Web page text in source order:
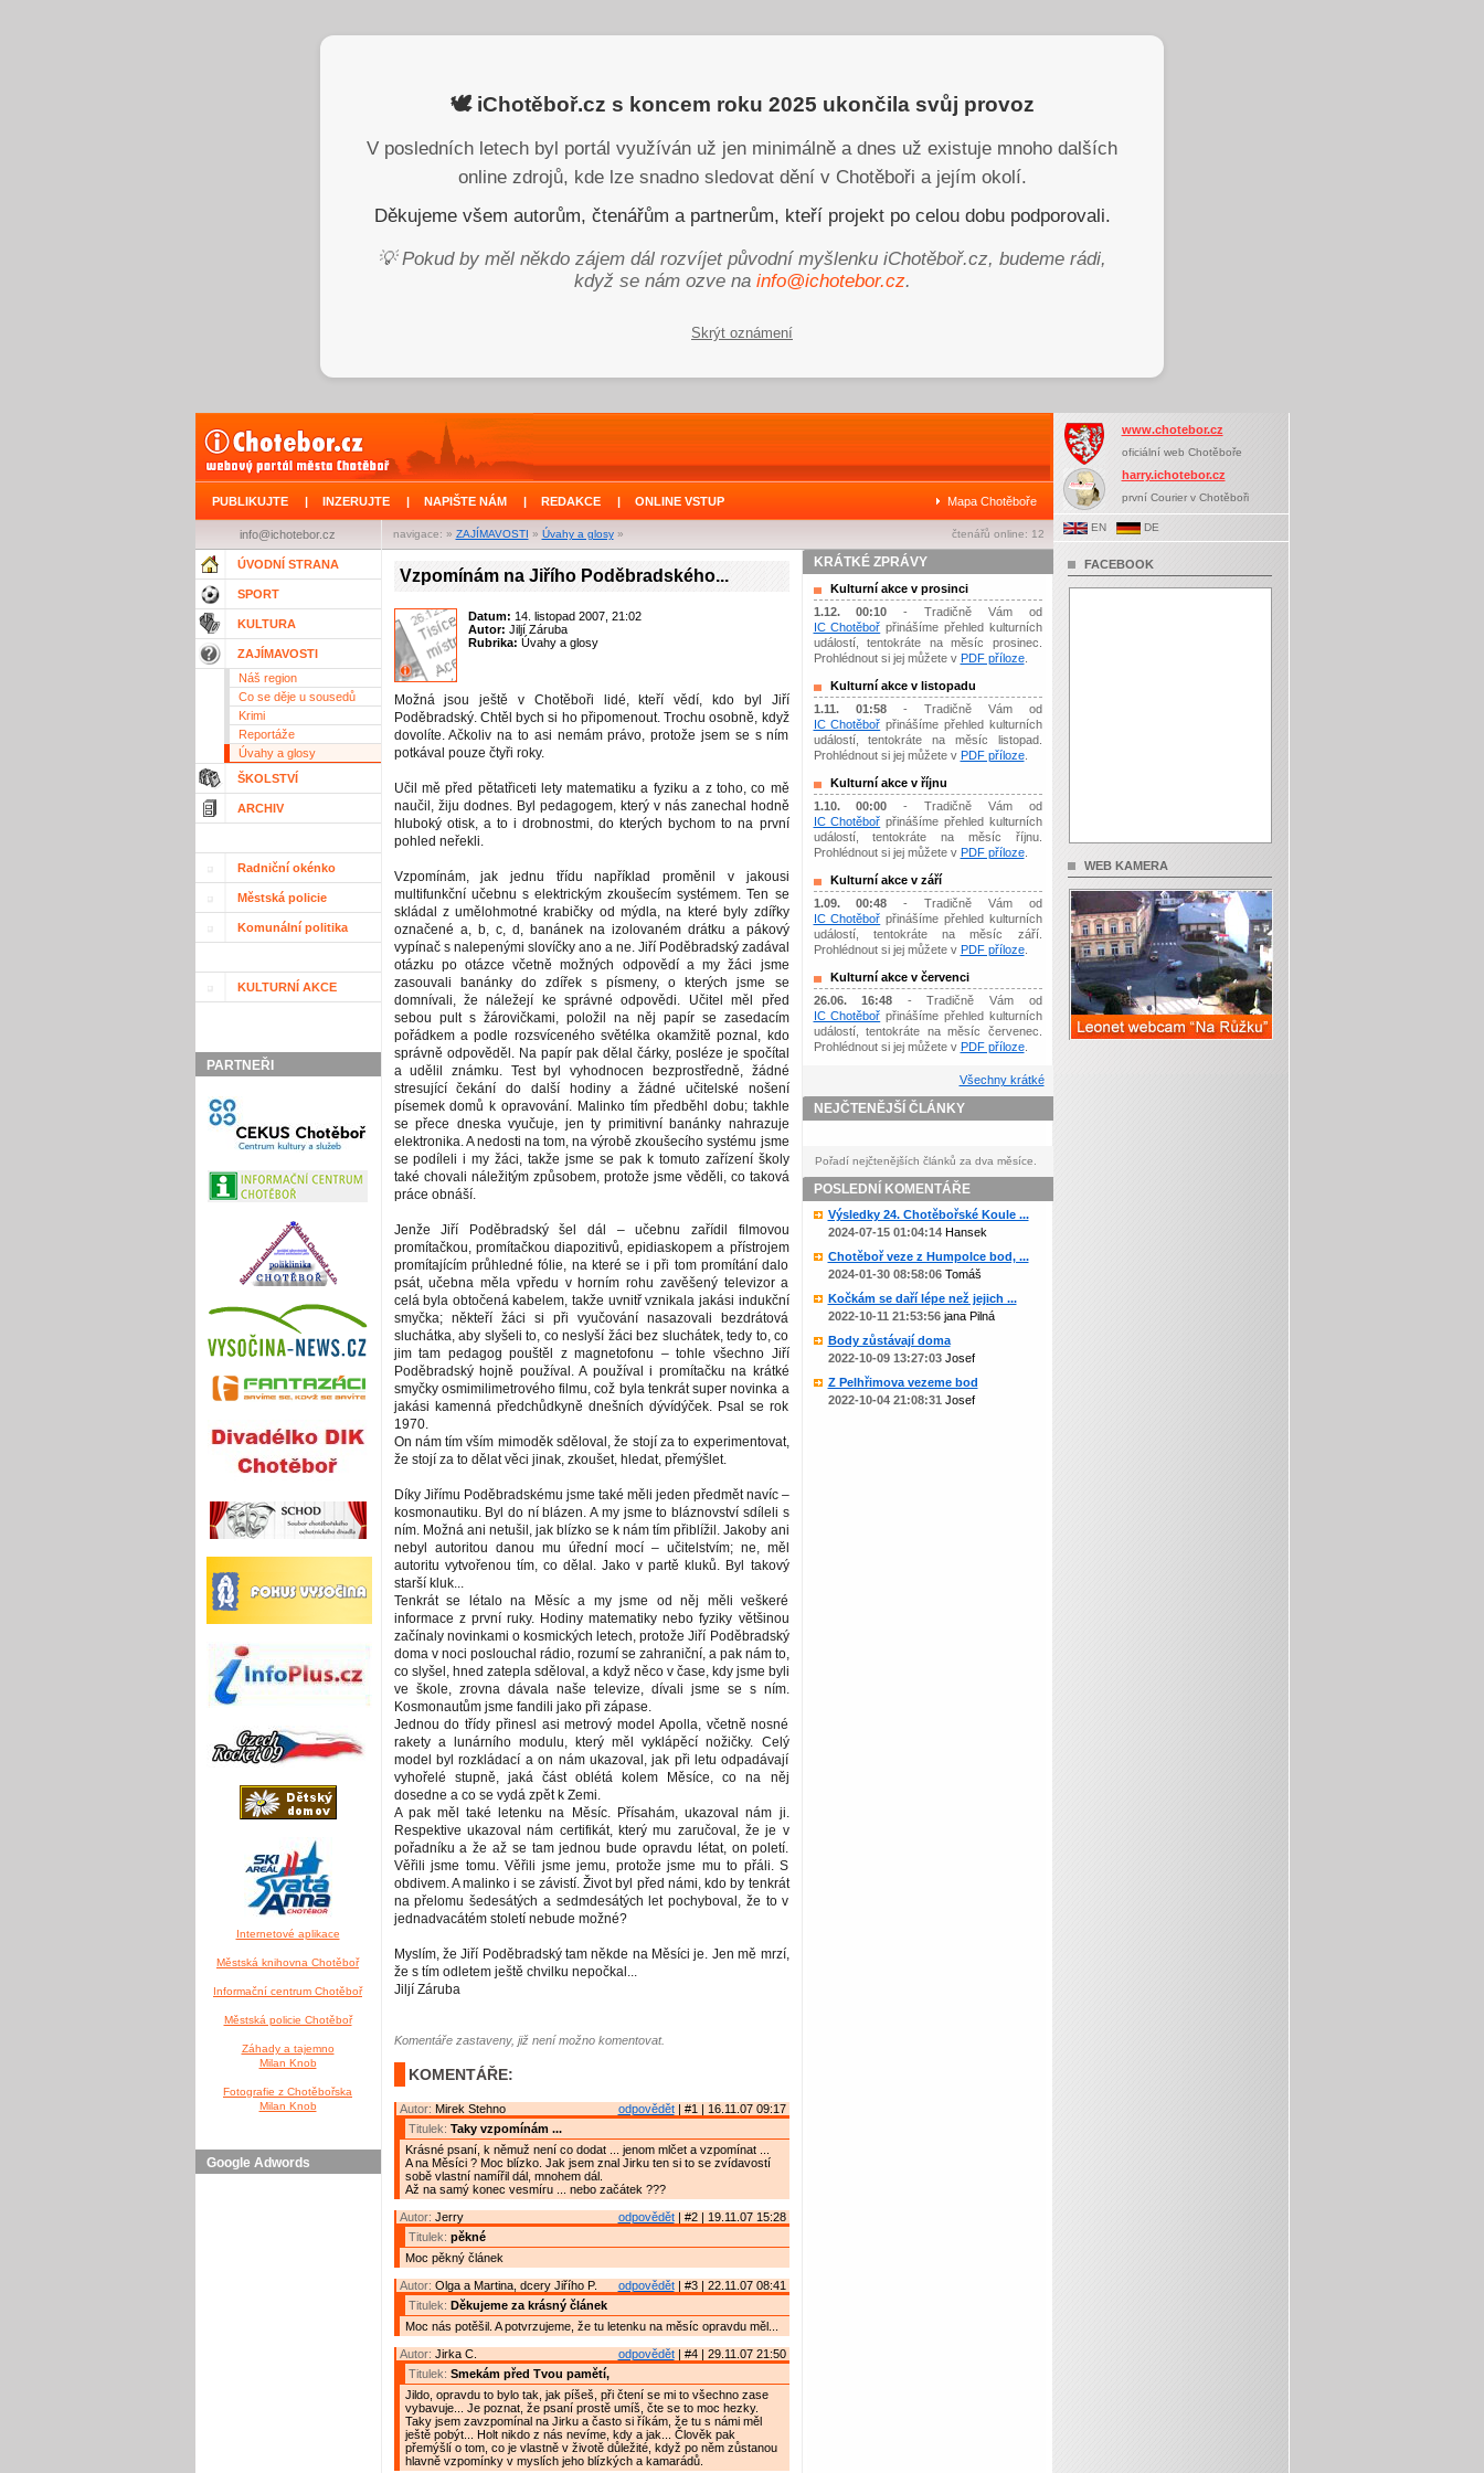
🕊️ iChotěboř.cz s koncem roku 2025 ukončila svůj provoz
V posledních letech byl portál využíván už jen minimálně a dnes už existuje mnoho dalších
online zdrojů, kde lze snadno sledovat dění v Chotěboři a jejím okolí.
Děkujeme všem autorům, čtenářům a partnerům, kteří projekt po celou dobu podporovali.
💡 Pokud by měl někdo zájem dál rozvíjet původní myšlenku iChotěboř.cz, budeme rádi,
když se nám ozve na info@ichotebor.cz.
Skrýt oznámení
PUBLIKUJTE | INZERUJTE | NAPIŠTE NÁM | REDAKCE | ONLINE VSTUP Mapa Chotěboře
navigace: » ZAJÍMAVOSTI » Úvahy a glosy» čtenářů online: 12
info@ichotebor.cz
ÚVODNÍ STRANA
SPORT
KULTURA
ZAJÍMAVOSTI
Náš region
Co se děje u sousedů
Krimi
Reportáže
Úvahy a glosy
ŠKOLSTVÍ
ARCHIV
Radniční okénko
Městská policie
Komunální politika
KULTURNÍ AKCE
PARTNEŘI
Internetové aplikace
Městská knihovna Chotěboř
Informační centrum Chotěboř
Městská policie Chotěboř
Záhady a tajemno
Milan Knob
Fotografie z Chotěbořska
Milan Knob
Google Adwords
Vzpomínám na Jiřího Poděbradského...
Datum: 14. listopad 2007, 21:02
Autor: Jiljí Záruba
Rubrika: Úvahy a glosy
Možná jsou ještě v Chotěboři lidé, kteří vědí, kdo byl Jiří
Poděbradský. Chtěl bych si ho připomenout. Trochu osobně, když
dovolíte. Ačkoliv na to asi nemám právo, protože jsem se s ním
potkával pouze čtyři roky.
Učil mě před pětatřiceti lety matematiku a fyziku a z toho, co mě
naučil, žiju dodnes. Byl pedagogem, který v nás zanechal hodně
hluboký otisk, a to i drobnostmi, do kterých bychom to na první
pohled neřekli.
Vzpomínám, jak jednu třídu například proměnil v jakousi
multifunkční učebnu s elektrickým zkoušecím systémem. Ten se
skládal z umělohmotné krabičky od mýdla, na které byly zdířky
označené a, b, c, d, banánek na izolovaném drátku a pákový
vypínač s nalepenými slovíčky ano a ne. Jiří Poděbradský zadával
otázku po otázce včetně možných odpovědí a my žáci jsme
zasouvali banánky do zdířek s písmeny, o kterých jsme se
domnívali, že náležejí ke správné odpovědi. Učitel měl před
sebou pult s žárovičkami, položil na něj papír se zasedacím
pořádkem a podle rozsvíceného světélka okamžitě poznal, kdo
správně odpověděl. Na papír pak dělal čárky, posléze je spočítal
a udělil známku. Test byl vyhodnocen bezprostředně, žádné
stresující čekání do další hodiny a žádné učitelské nošení
písemek domů k opravování. Malinko tím předběhl dobu; takhle
se přece dneska vyučuje, jen ty primitivní banánky nahrazuje
elektronika. A nedosti na tom, na výrobě zkoušecího systému jsme
se podíleli i my žáci, takže jsme se pak k tomuto zařízení školy
také chovali náležitým způsobem, protože jsme věděli, co taková
práce obnáší.
Jenže Jiří Poděbradský šel dál – učebnu zařídil filmovou
promítačkou, promítačkou diapozitivů, epidiaskopem a přístrojem
promítajícím průhledné fólie, na které se i při tom promítání dalo
psát, učebna měla vpředu v horním rohu zavěšený televizor a
celá byla obtočená kabelem, takže uvnitř vznikala jakási indukční
smyčka; někteří žáci si při vyučování nasazovali bezdrátová
sluchátka, aby slyšeli to, co neslyší žáci bez sluchátek, tedy to, co
jim tam pedagog pouštěl z magnetofonu – tohle všechno Jiří
Poděbradský hojně používal. A používal i promítačku na krátké
smyčky osmimilimetrového filmu, což byla tenkrát super novinka a
jakási kamenná předchůdkyně dnešních dývídýček. Psal se rok
1970.
On nám tím vším mimoděk sděloval, že stojí za to experimentovat,
že stojí za to dělat věci jinak, zkoušet, hledat, přemýšlet.
Díky Jiřímu Poděbradskému jsme také měli jeden předmět navíc –
kosmonautiku. Byl do ní blázen. A my jsme to bláznovství sdíleli s
ním. Možná ani netušil, jak blízko se k nám tím přiblížil. Jakoby ani
nebyl autoritou danou mu úřední mocí – učitelstvím; ne, měl
autoritu vytvořenou tím, co dělal. Jako v partě kluků. Byl takový
starší kluk...
Tenkrát se létalo na Měsíc a my jsme od něj měli veškeré
informace z první ruky. Hodiny matematiky nebo fyziky většinou
začínaly novinkami o kosmických letech, protože Jiří Poděbradský
doma v noci poslouchal rádio, rozumí se zahraniční, a pak nám to,
co slyšel, hned zatepla sděloval, a když něco v čase, kdy jsme byli
ve škole, zrovna dávala naše televize, dívali jsme se s ním.
Kosmonautům jsme fandili jako při zápase.
Jednou do třídy přinesl asi metrový model Apolla, včetně nosné
rakety a lunárního modulu, který měl vyklápěcí nožičky. Celý
model byl rozkládací a on nám ukazoval, jak při letu odpadávají
vyhořelé stupně, jaká část oblétá kolem Měsíce, co na něj
dosedne a co se vydá zpět k Zemi.
A pak měl také letenku na Měsíc. Přísahám, ukazoval nám ji.
Respektive ukazoval nám certifikát, který mu zaručoval, že je v
pořadníku a že až se tam jednou bude opravdu létat, on poletí.
Věřili jsme tomu. Věřili jsme jemu, protože jsme mu to přáli. S
obdivem. A malinko i se závistí. Život byl před námi, kdo by tenkrát
na přelomu šedesátých a sedmdesátých let pochyboval, že to v
jednadvacátém století nebude možné?
Myslím, že Jiří Poděbradský tam někde na Měsíci je. Jen mě mrzí,
že s tím odletem ještě chvilku nepočkal...
Jiljí Záruba
Komentáře zastaveny, již není možno komentovat.
KOMENTÁŘE:
odpovědět| #1 | 16.11.07 09:17
Autor: Mirek Stehno
Titulek: Taky vzpomínám ...
Krásné psaní, k němuž není co dodat ... jenom mlčet a vzpomínat ...
A na Měsíci ? Moc blízko. Jak jsem znal Jirku ten si to se zvídavostí
sobě vlastní namířil dál, mnohem dál.
Až na samý konec vesmíru ... nebo začátek ???
odpovědět| #2 | 19.11.07 15:28
Autor: Jerry
Titulek: pěkné
Moc pěkný článek
odpovědět| #3 | 22.11.07 08:41
Autor: Olga a Martina, dcery Jiřího P.
Titulek: Děkujeme za krásný článek
Moc nás potěšil. A potvrzujeme, že tu letenku na měsíc opravdu měl...
odpovědět| #4 | 29.11.07 21:50
Autor: Jirka C.
Titulek: Smekám před Tvou pamětí,
Jildo, opravdu to bylo tak, jak píšeš, při čtení se mi to všechno zase
vybavuje... Je poznat, že psaní prostě umíš, čte se to moc hezky.
Taky jsem zavzpomínal na Jirku a často si říkám, že tu s námi měl
ještě pobýt... Holt nikdo z nás nevíme, kdy a jak... Člověk pak
přemýšlí o tom, co je vlastně v životě důležité, když po něm zůstanou
hlavně vzpomínky v myslích jeho blízkých a kamarádů.
KRÁTKÉ ZPRÁVY
Kulturní akce v prosinci
1.12. 00:10 - Tradičně Vám od
IC Chotěboř přinášíme přehled kulturních
událostí, tentokráte na měsíc prosinec.
Prohlédnout si jej můžete v PDF příloze.
Kulturní akce v listopadu
1.11. 01:58- Tradičně Vám od
IC Chotěboř přinášíme přehled kulturních
událostí, tentokráte na měsíc listopad.
Prohlédnout si jej můžete v PDF příloze.
Kulturní akce v říjnu
1.10. 00:00 - Tradičně Vám od
IC Chotěboř přinášíme přehled kulturních
událostí, tentokráte na měsíc říjnu.
Prohlédnout si jej můžete v PDF příloze.
Kulturní akce v září
1.09. 00:48 - Tradičně Vám od
IC Chotěboř přinášíme přehled kulturních
událostí, tentokráte na měsíc září.
Prohlédnout si jej můžete v PDF příloze.
Kulturní akce v červenci
26.06. 16:48 - Tradičně Vám od
IC Chotěboř přinášíme přehled kulturních
událostí, tentokráte na měsíc červenec.
Prohlédnout si jej můžete v PDF příloze.
Všechny krátké
NEJČTENĚJŠÍ ČLÁNKY
Pořadí nejčtenějších článků za dva měsíce.
POSLEDNÍ KOMENTÁŘE
Výsledky 24. Chotěbořské Koule ...
2024-07-15 01:04:14Hansek
Chotěboř veze z Humpolce bod, ...
2024-01-30 08:58:06Tomáš
Kočkám se daří lépe než jejich ...
2022-10-11 21:53:56jana Pilná
Body zůstávají doma
2022-10-09 13:27:03Josef
Z Pelhřimova vezeme bod
2022-10-04 21:08:31 Josef
www.chotebor.cz
oficiální web Chotěboře
harry.ichotebor.cz
první Courier v Chotěboři
EN DE
FACEBOOK
WEB KAMERA